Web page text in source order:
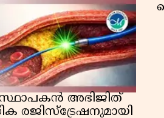
അഭിജിത്
രജിസ്ട്രേഷനുമായി